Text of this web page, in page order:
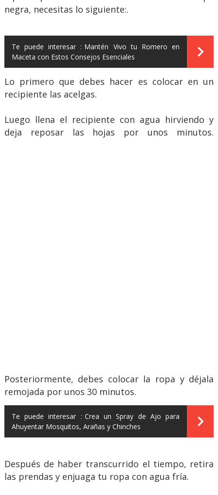
negra, necesitas lo siguiente:.
Te puede interesar : Mantén Vivo tu Romero en
Maceta con Estos Consejos Esenciales
Lo primero que debes hacer es colocar en un
recipiente las acelgas.
Luego llena el recipiente con agua hirviendo y
deja reposar las hojas por unos minutos.
Posteriormente, debes colocar la ropa y déjala
remojada por unos 30 minutos.
Te puede interesar : Crea un Spray de Ajo para
Ahuyentar Mosquitos, Arañas y Chinches
Después de haber transcurrido el tiempo, retira
las prendas y enjuaga tu ropa con agua fría.